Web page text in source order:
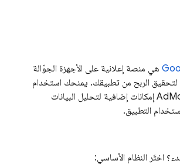
هي منصة إعلانية على الأجهزة الجوّالة
لتحقيق الربح من تطبيقك. يمنحك استخدام
إمكانات إضافية لتحليل البيانات
التطبيق.
اختَر النظام الأساسي: